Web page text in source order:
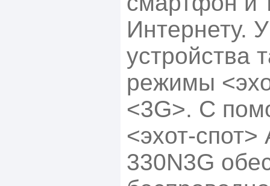
Интернету.
устройства
режимы
<3G>. С
<эхот-
330N3G